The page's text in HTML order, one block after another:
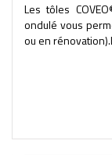
Les tôles
ondulé vous
ou en